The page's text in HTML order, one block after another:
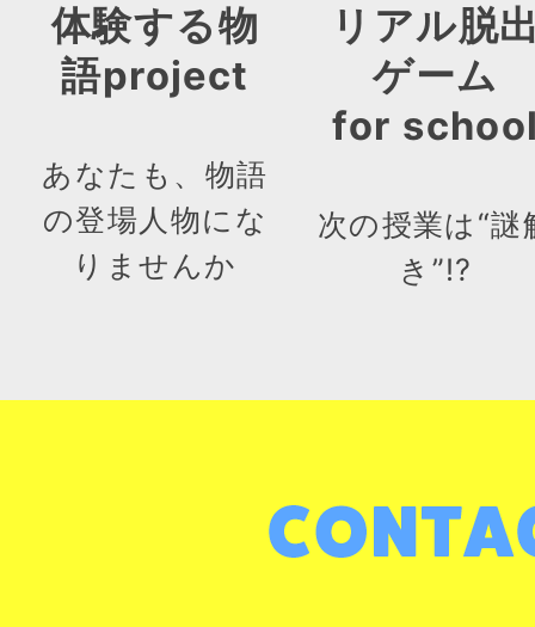
体験する物
語project
あなたも、物語
の登場人物にな
りませんか
リアル脱
ゲーム
for
次の授業は“謎
き”!?